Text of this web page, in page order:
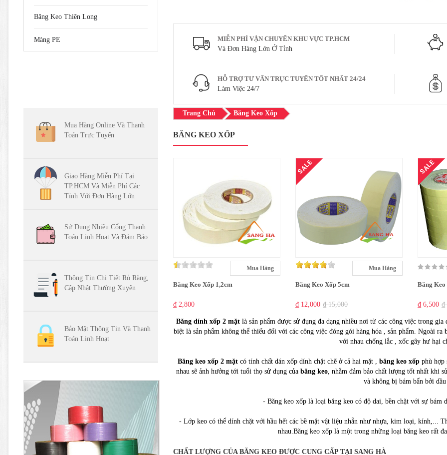
Băng Keo Thiên Long
Màng PE
MIỄN PHÍ VẬN CHUYỂN KHU VỰC TP.HCM
Và Đơn Hàng Lớn Ở Tỉnh
HỖ TRỢ TƯ VẤN TRỰC TUYẾN TỐT NHẤT 24/24
Làm Việc 24/7
Mua Hàng Online Và Thanh
Toán Trực Tuyến
Giao Hàng Miễn Phí Tại
TP.HCM Và Miễn Phí Các
Tỉnh Với Đơn Hàng Lớn
Sử Dụng Nhiều Cổng Thanh
Toán Linh Hoạt Và Đảm Bảo
Thông Tin Chi Tiết Rỏ Ràng,
Cập Nhật Thường Xuyên
Bảo Mật Thông Tin Và Thanh
Toán Linh Hoạt
Trang Chủ Băng Keo Xốp
BĂNG KEO XỐP
Mua Hàng
Băng Keo Xốp 1,2cm
₫ 2,800
SALE
Mua Hàng
Băng Keo Xốp 5cm
₫ 12,000 ₫ 15,000
SALE
Băng Keo
₫ 6,500 ₫
Băng dính xốp 2 mặt là sản phẩm được sử đụng đa dạng nhiều nơi từ các công việc trong
biệt là sản phẩm không thể thiếu đối với các công việc đóng gói hàng hóa , sản phẩm. Ngoài ra
với nhau chống lắc , xốc gây hư hại
Băng keo xốp 2 mặt có tính chất dán xốp dính chặt chẽ ở cả hai mặt , băng keo xốp phù hợp
nhau sẽ ảnh hưởng tới tuổi thọ sử dụng của băng keo, nhằm đảm bảo chất lượng tốt nhất khi
và không bị bám bẩn bởi
- Băng keo xốp là loại băng keo có độ dai, bền chặt với sự bám
- Lớp keo có thể dính chặt với hầu hết các bề mặt vật liệu nhẵn như nhựa, kim loại, kính,...
nhau.Băng keo xốp là một trong những loại băng keo rất
CHẤT LƯỢNG CỦA BĂNG KEO ĐƯỢC CUNG CẤP TẠI SANG HÀ